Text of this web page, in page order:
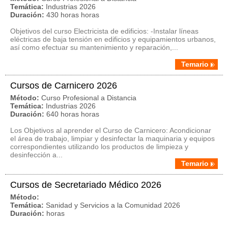
Temática: Industrias 2026
Duración: 430 horas horas
Objetivos del curso Electricista de edificios: -Instalar líneas
eléctricas de baja tensión en edificios y equipamientos urbanos,
así como efectuar su mantenimiento y reparación,...
Temario
Cursos de Carnicero 2026
Método: Curso Profesional a Distancia
Temática: Industrias 2026
Duración: 640 horas horas
Los Objetivos al aprender el Curso de Carnicero: Acondicionar
el área de trabajo, limpiar y desinfectar la maquinaria y equipos
correspondientes utilizando los productos de limpieza y
desinfección a...
Temario
Cursos de Secretariado Médico 2026
Método:
Temática: Sanidad y Servicios a la Comunidad 2026
Duración: horas